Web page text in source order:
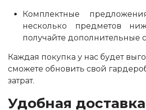
Комплектные
несколько предметов
получайте дополнительные
Каждая покупка у нас будет
сможете обновить свой
затрат.
Удобная